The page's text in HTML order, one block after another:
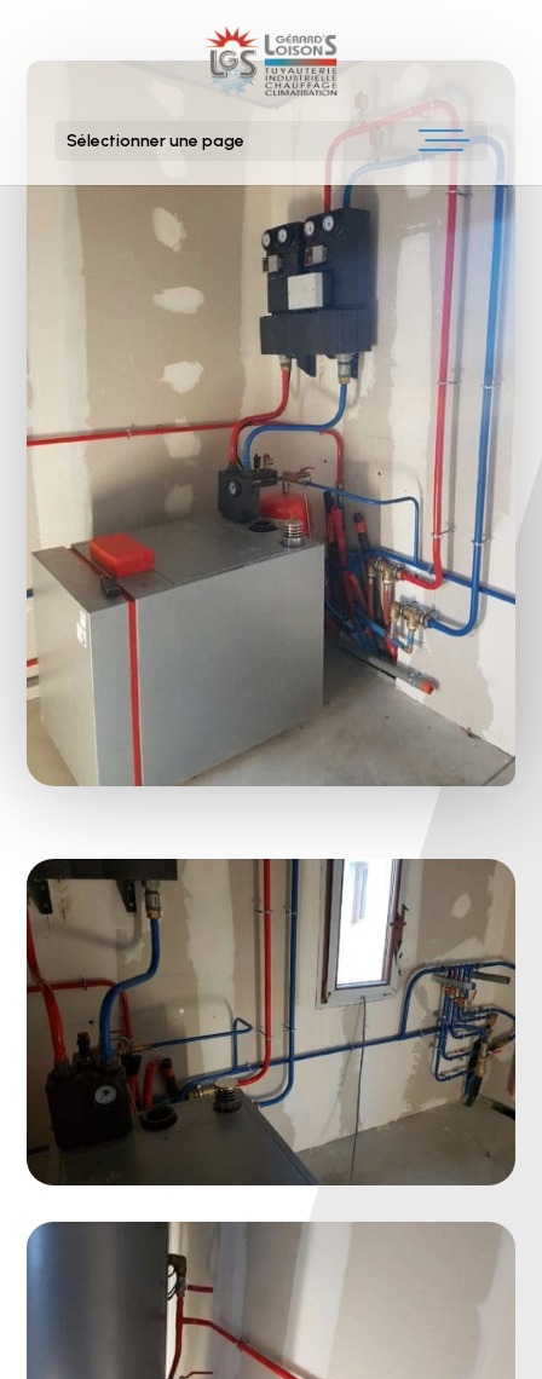
Sélectionner une page